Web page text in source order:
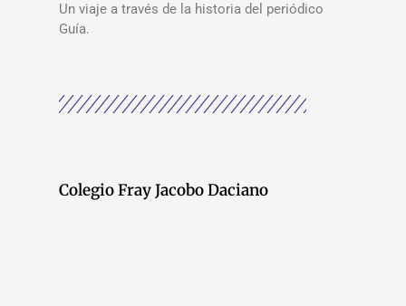
Un viaje a través de la historia del periódico
Guía.
Colegio Fray Jacobo Daciano